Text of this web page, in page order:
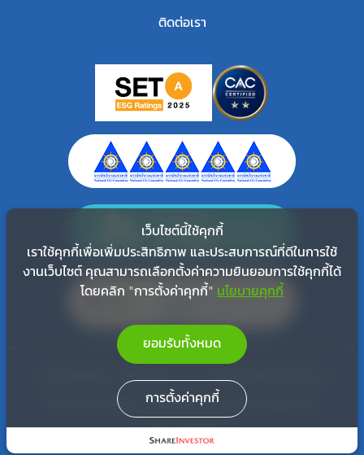
ติดต่อเรา
Member of
Thai Renewable Energy
Association
Member of
Thailand Carbon Neutral
ข้อกำหนดและเงื่อนไข
แผนผังเว็บไซต์ นโยบายความเป็นส่วนตัว
นโยบายการใช้คุกกี้
เว็บไซต์นี้ใช้คุกกี้
เราใช้คุกกี้เพื่อเพิ่มประสิทธิภาพ และประสบการณ์ที่ดีในการใช้
งานเว็บไซต์ คุณสามารถเลือกตั้งค่าความยินยอมการใช้คุกกี้ได้
โดยคลิก "การตั้งค่าคุกกี้" นโยบายคุกกี้
ยอมรับทั้งหมด
การตั้งค่าคุกกี้